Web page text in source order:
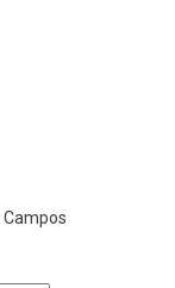
Campos